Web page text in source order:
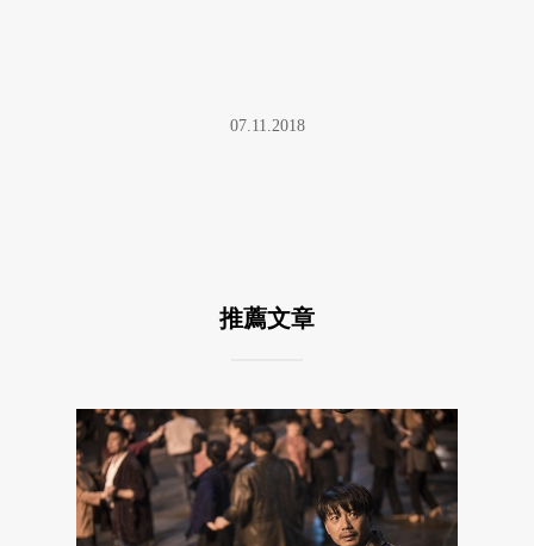
07.11.2018
推薦文章